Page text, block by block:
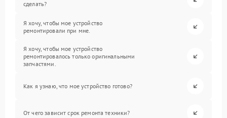
сделать?
Я хочу, чтобы мое устройство
ремонтировали при мне.
Я хочу, чтобы мое устройство
ремонтировалось только оригинальными
запчастями.
Как я узнаю, что мое устройство готово?
От чего зависит срок ремонта техники?